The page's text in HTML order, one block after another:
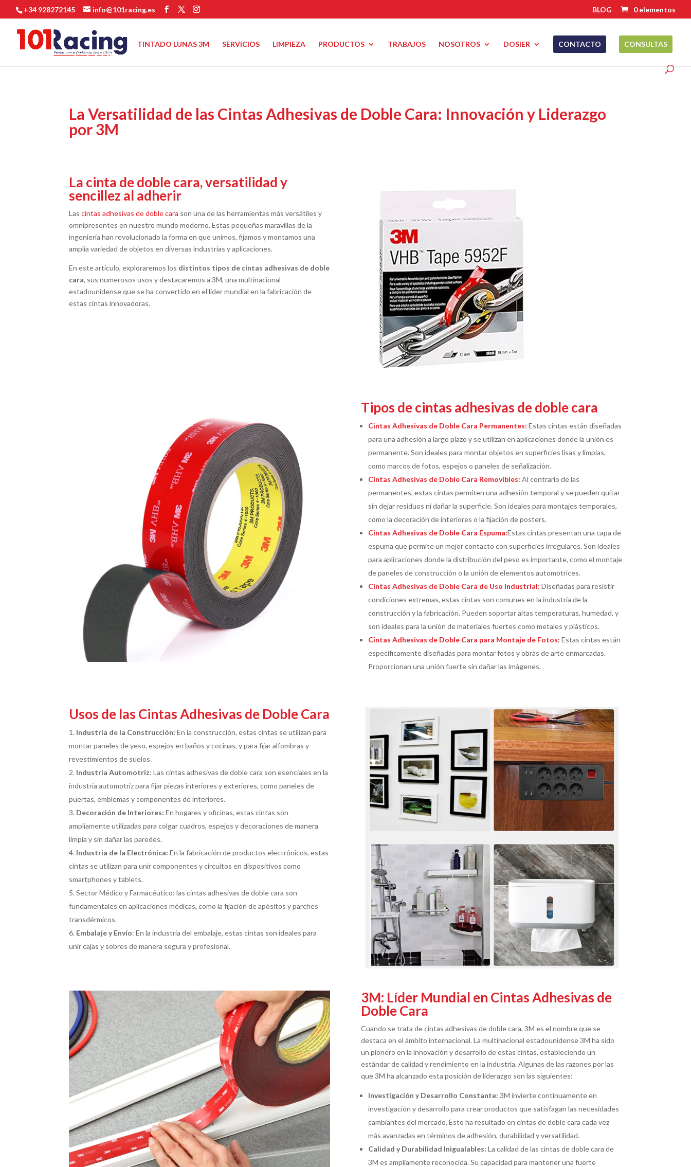
+34 928272145 info@101racing.es BLOG 0 elementos
TINTADO LUNAS 3M SERVICIOS LIMPIEZA PRODUCTOS TRABAJOS NOSOTROS DOSIER CONTACTO CONSULTAS
La Versatilidad de las Cintas Adhesivas de Doble Cara: Innovación y Liderazgo
por 3M
La cinta de doble cara, versatilidad y
sencillez al adherir
Lascintas adhesivas de doble cara son una de las herramientas más versátiles y
omnipresentes en nuestro mundo moderno. Estas pequeñas maravillas de la
ingeniería han revolucionado la forma en que unimos, fijamos y montamos una
amplia variedad de objetos en diversas industrias y aplicaciones.
En este artículo, exploraremos los distintos tipos de cintas adhesivas de doble
cara, sus numerosos usos y destacaremos a 3M, una multinacional
estadounidense que se ha convertido en el líder mundial en la fabricación de
estas cintas innovadoras.
Tipos de cintas adhesivas de doble cara
Cintas Adhesivas de Doble Cara Permanentes: Estas cintas están diseñadas
para una adhesión a largo plazo y se utilizan en aplicaciones donde la unión es
permanente. Son ideales para montar objetos en superficies lisas y limpias,
como marcos de fotos, espejos o paneles de señalización.
Cintas Adhesivas de Doble Cara Removibles: Al contrario de las
permanentes, estas cintas permiten una adhesión temporal y se pueden quitar
sin dejar residuos ni dañar la superficie. Son ideales para montajes temporales,
como la decoración de interiores o la fijación de posters.
Cintas Adhesivas de Doble Cara Espuma:Estas cintas presentan una capa de
espuma que permite un mejor contacto con superficies irregulares. Son ideales
para aplicaciones donde la distribución del peso es importante, como el montaje
de paneles de construcción o la unión de elementos automotrices.
Cintas Adhesivas de Doble Cara de Uso Industrial: Diseñadas para resistir
condiciones extremas, estas cintas son comunes en la industria de la
construcción y la fabricación. Pueden soportar altas temperaturas, humedad, y
son ideales para la unión de materiales fuertes como metales y plásticos.
Cintas Adhesivas de Doble Cara para Montaje de Fotos: Estas cintas están
específicamente diseñadas para montar fotos y obras de arte enmarcadas.
Proporcionan una unión fuerte sin dañar las imágenes.
Usos de las Cintas Adhesivas de Doble Cara
Industria de la Construcción: En la construcción, estas cintas se utilizan para
montar paneles de yeso, espejos en baños y cocinas, y para fijar alfombras y
revestimientos de suelos.
Industria Automotriz: Las cintas adhesivas de doble cara son esenciales en la
industria automotriz para fijar piezas interiores y exteriores, como paneles de
puertas, emblemas y componentes de interiores.
Decoración de Interiores: En hogares y oficinas, estas cintas son
ampliamente utilizadas para colgar cuadros, espejos y decoraciones de manera
limpia y sin dañar las paredes.
Industria de la Electrónica: En la fabricación de productos electrónicos, estas
cintas se utilizan para unir componentes y circuitos en dispositivos como
smartphones y tablets.
Sector Médico y Farmacéutico: las cintas adhesivas de doble cara son
fundamentales en aplicaciones médicas, como la fijación de apósitos y parches
transdérmicos.
Embalaje y Envío: En la industria del embalaje, estas cintas son ideales para
unir cajas y sobres de manera segura y profesional.
3M: Líder Mundial en Cintas Adhesivas de
Doble Cara
Cuando se trata de cintas adhesivas de doble cara, 3M es el nombre que se
destaca en el ámbito internacional. La multinacional estadounidense 3M ha sido
un pionero en la innovación y desarrollo de estas cintas, estableciendo un
estándar de calidad y rendimiento en la industria. Algunas de las razones por las
que 3M ha alcanzado esta posición de liderazgo son las siguientes:
Investigación y Desarrollo Constante: 3M invierte continuamente en
investigación y desarrollo para crear productos que satisfagan las necesidades
cambiantes del mercado. Esto ha resultado en cintas de doble cara cada vez
más avanzadas en términos de adhesión, durabilidad y versatilidad.
Calidad y Durabilidad Inigualables: La calidad de las cintas de doble cara de
3M es ampliamente reconocida. Su capacidad para mantener una fuerte